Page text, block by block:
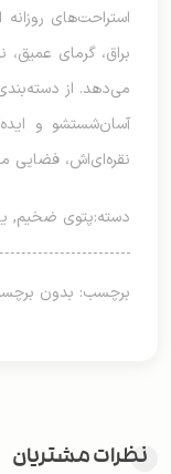
استراحت‌های
براق، گرمای
می‌دهد. از
آسان‌شستشو و
نقره‌ای‌اش، فضایی
دسته:پتوی ضخیم,
برچسب: بدون
نظرات مشتریان